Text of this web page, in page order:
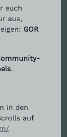
euch
aus,
GOR
.
in den
auf